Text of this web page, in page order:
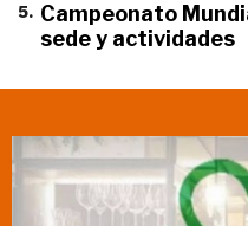
5. Campeonato
sede y actividades